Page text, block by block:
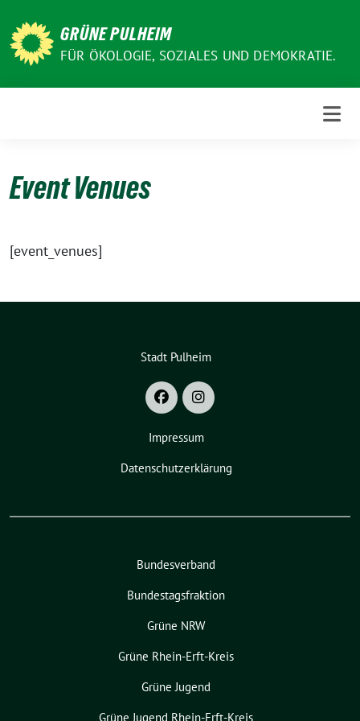
zum
Inhalt
GRÜNE PULHEIM
FÜR ÖKOLOGIE, SOZIALES UND DEMOKRATIE.
Event Venues
[event_venues]
Stadt Pulheim
Impressum
Datenschutzerklärung
Bundesverband
Bundestagsfraktion
Grüne NRW
Grüne Rhein-Erft-Kreis
Grüne Jugend
Grüne Jugend Rhein-Erft-Kreis